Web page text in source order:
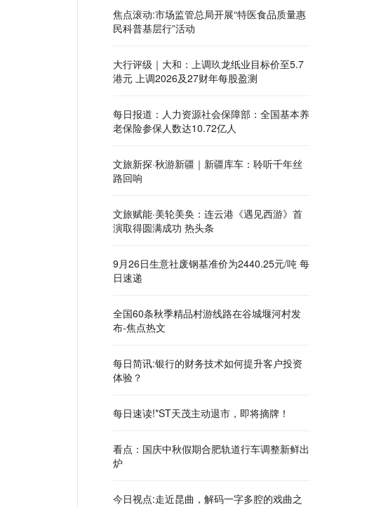
焦点滚动:市场监管总局开展“特医食品质量惠
民科普基层行”活动
大行评级｜大和：上调玖龙纸业目标价至5.7
港元 上调2026及27财年每股盈测
每日报道：人力资源社会保障部：全国基本养
老保险参保人数达10.72亿人
文旅新探·秋游新疆｜新疆库车：聆听千年丝
路回响
文旅赋能·美轮美奂：连云港《遇见西游》首
演取得圆满成功 热头条
9月26日生意社废钢基准价为2440.25元/吨 每
日速递
全国60条秋季精品村游线路在谷城堰河村发
布-焦点热文
每日简讯:银行的财务技术如何提升客户投资
体验？
每日速读!*ST天茂主动退市，即将摘牌！
看点：国庆中秋假期合肥轨道行车调整新鲜出
炉
今日视点:走近昆曲，解码一字多腔的戏曲之